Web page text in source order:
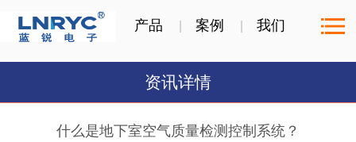
产品 案例 我们
资讯详情
什么是地下室空气质量检测控制系统？